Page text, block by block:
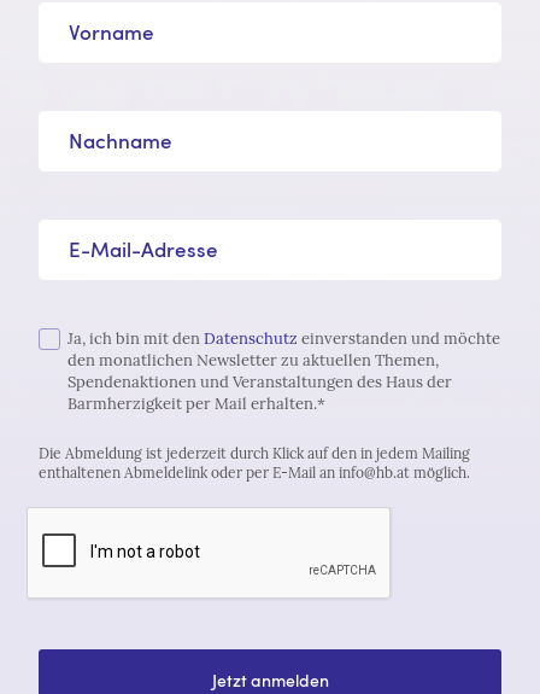
Ja, ich bin mit denDatenschutz einverstanden und möchte
den monatlichen Newsletter zu aktuellen Themen,
Spendenaktionen und Veranstaltungen des Haus der
Barmherzigkeit per Mail erhalten.*
Die Abmeldung ist jederzeit durch Klick auf den in jedem Mailing
enthaltenen Abmeldelink oder per E-Mail an info@hb.at möglich.
Jetzt anmelden